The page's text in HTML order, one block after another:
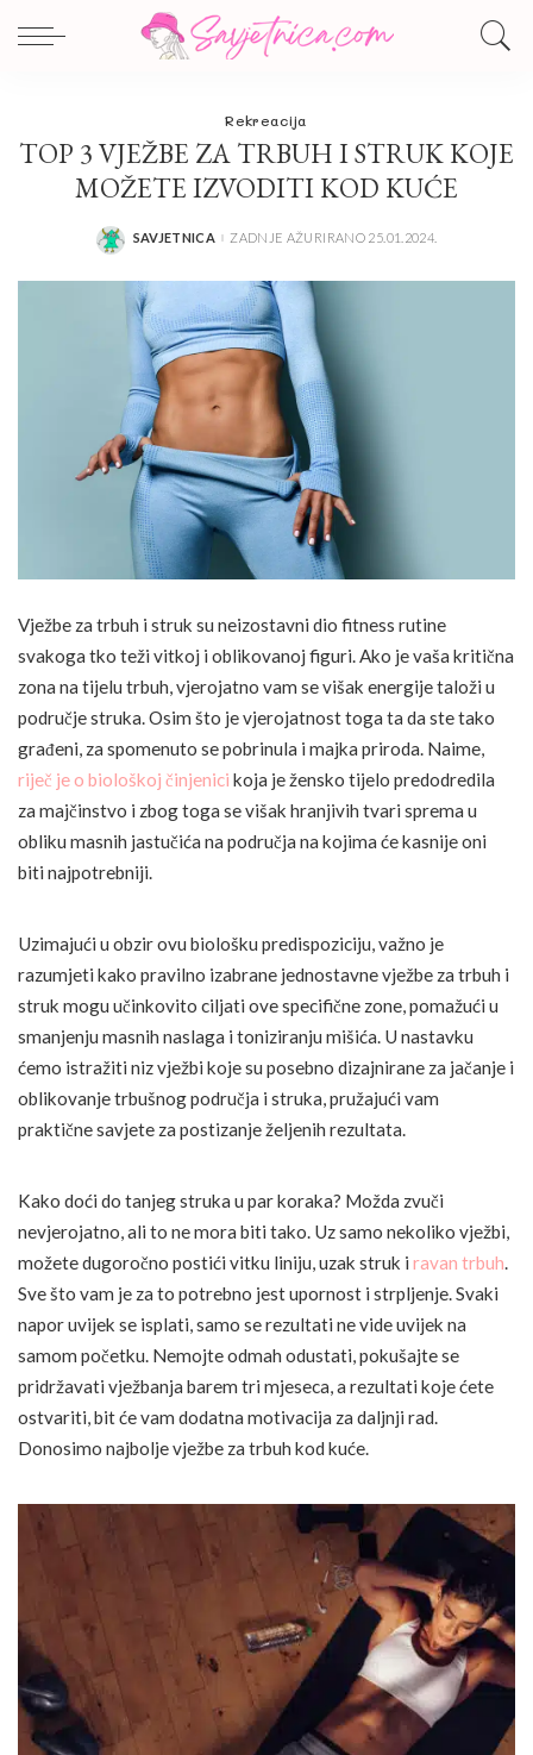
Rekreacija
TOP 3 VJEŽBE ZA TRBUH I STRUK KOJE
MOŽETE IZVODITI KOD KUĆE
POSTED
SAVJETNICA ZADNJE AŽURIRANO 25.01.2024.
Vježbe za trbuh i struk su neizostavni dio fitness rutine
svakoga tko teži vitkoj i oblikovanoj figuri. Ako je vaša kritična
zona na tijelu trbuh, vjerojatno vam se višak energije taloži u
područje struka. Osim što je vjerojatnost toga ta da ste tako
građeni, za spomenuto se pobrinula i majka priroda. Naime,
riječ je o biološkoj činjenici koja je žensko tijelo predodredila
za majčinstvo i zbog toga se višak hranjivih tvari sprema u
obliku masnih jastučića na područja na kojima će kasnije oni
biti najpotrebniji.
Uzimajući u obzir ovu biološku predispoziciju, važno je
razumjeti kako pravilno izabrane jednostavne vježbe za trbuh i
struk mogu učinkovito ciljati ove specifične zone, pomažući u
smanjenju masnih naslaga i toniziranju mišića. U nastavku
ćemo istražiti niz vježbi koje su posebno dizajnirane za jačanje i
oblikovanje trbušnog područja i struka, pružajući vam
praktične savjete za postizanje željenih rezultata.
Kako doći do tanjeg struka u par koraka? Možda zvuči
nevjerojatno, ali to ne mora biti tako. Uz samo nekoliko vježbi,
možete dugoročno postići vitku liniju, uzak struk i ravan trbuh.
Sve što vam je za to potrebno jest upornost i strpljenje. Svaki
napor uvijek se isplati, samo se rezultati ne vide uvijek na
samom početku. Nemojte odmah odustati, pokušajte se
pridržavati vježbanja barem tri mjeseca, a rezultati koje ćete
ostvariti, bit će vam dodatna motivacija za daljnji rad.
Donosimo najbolje vježbe za trbuh kod kuće.